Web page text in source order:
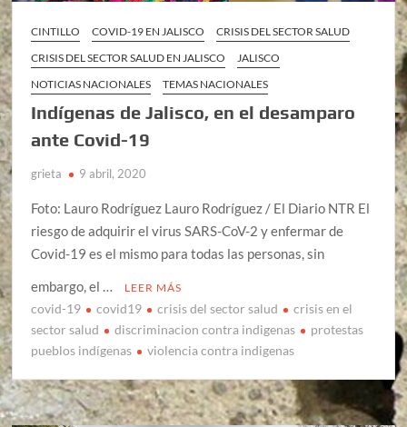
CINTILLO COVID-19 EN JALISCO
CRISIS DEL SECTOR SALUD
CRISIS DEL SECTOR SALUD EN JALISCO
JALISCO
NOTICIAS NACIONALES
TEMAS NACIONALES
Indígenas de Jalisco, en el desamparo
ante Covid-19
grieta 9 abril, 2020
Foto: Lauro Rodríguez Lauro Rodríguez / El Diario NTR El
riesgo de adquirir el virus SARS-CoV-2 y enfermar de
Covid-19 es el mismo para todas las personas, sin
embargo, el …
LEER MÁS
covid-19 covid19 crisis del sector salud
crisis en el
sector salud
discriminacion contra indigenas
protestas
pueblos indígenas
violencia contra indigenas